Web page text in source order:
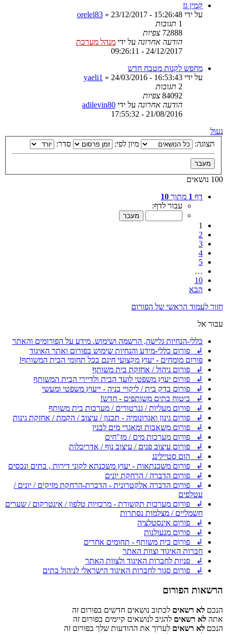
קמין גז
על ידי
orelel83 » 23/12/2017 - 15:26:48
1 תגובות
72888 צפיות
הודעה אחרונה על ידי מנהל מערכת
24/12/2017 - 09:26:11
מחפש לקנות מטבח חדש
על ידי
yaeli1 » 24/03/2016 - 16:53:43
2 תגובות
84092 צפיות
הודעה אחרונה על ידי adilevin80
21/08/2016 - 17:55:32
נעול
תצוגה:
מיון לפי: סדר:
100 נושאים
דף 1 מתוך 10
עבור לדף:
1
2
3
4
5
…
10
הבא
חזור לעמוד הראשי של הפורום
עבור אל
כללי-הנחיות גלישה, הרשמה ושימוש. מידע על הפורומים והאתר
↲ פורום כללי-מידע והנחיות שימוש בפורום ואתר האיגוד
פורום מומחים - יעוץ מקצועי חינם בכל תחומי הבית המשותף!
↲ פורום ניהול / אחזקת בית משותף
↲ פורום יעוץ משפטי לועד הבית ולדיירי הבית המשותף
↲ פורום בדק בית / ליקויי בניה - ייעוץ משפטי ומעשי
↲ ביטוח בתים משותפים - חדש!
↲ פורום מעליות / גנרטורים / מערכות בית משותף
↲ פורום גינון ואגרונומיה - תכנון / עיצוב / הקמת / אחזקת גינות
↲ פורום משאבות ומאגרי מים לבנין
↲ פורום מערכות מים / מז"חים
↲ פורום עיצוב פנים / עיצוב נוף / אדריכלות
↲ הום סטיילינג
↲ פורום משכנתאות - יעוץ משכנתא לקוני דירות , בתים ונכסים
↲ פורום הדברה / הרחקת יונים
↲ פורום הדברה אלקטרונית - הדברת-הרחקת מזיקים / יונים /
עטלפים
↲ פורום מערכות תקשורת - מרכזיות טלפון / אינטרקום / שערים
חשמליים / מצלמות נסתרות
↲ פורום אינסטלציה
↲ פורום מנעולנות
↲ פורום בית משותף - תחומים אחרים
חברות האיגוד וצוות האתר
↲ פניות לחברות האיגוד ולצוות האתר
↲ פורום סגור לחברות האיגוד הישראלי לניהול בתים
הרשאות הפורום
הנכם לא רשאים לכתוב נושאים חדשים בפורום זה
אתה לא רשאים להגיב לנושאים קיימים בפורום זה
הנכם לא רשאים לערוך את ההודעות שלך בפורום זה